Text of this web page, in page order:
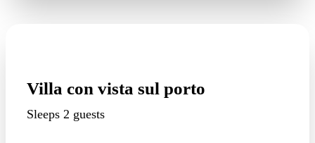
Villa con vista sul porto
Sleeps 2 guests